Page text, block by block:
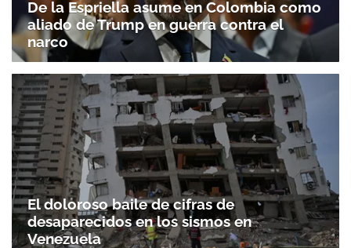
De la Espriella asume en Colombia como
aliado de Trump en guerra contra el
narco
El doloroso baile de cifras de
desaparecidos en los sismos en
Venezuela